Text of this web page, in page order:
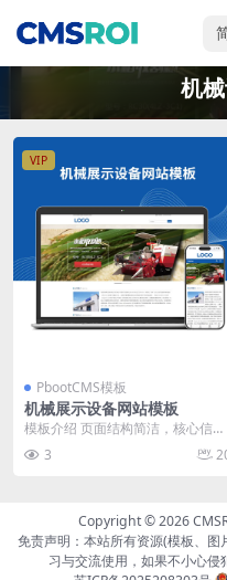
机
VIP
PbootCMS模板
机械展示设备网站模板
模板介绍 页面结构简洁，核心信息
突出。顶部导航包含公司简介、产
品中心、新闻中心、...
3
Copyright © 2026
免责声明：本站所有资源(模板、
习与交流使用，如果不小心侵